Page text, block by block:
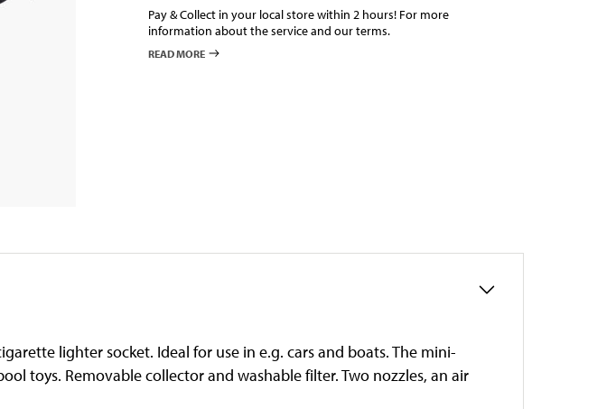
Pay & Collect in your local store within 2 hours! For more
information about the service and our terms.
READ MORE
lighter socket. Ideal for use in e.g. cars and boats. The mini-
toys. Removable collector and washable filter. Two nozzles, an air